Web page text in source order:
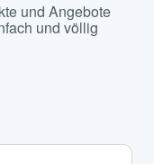
und Angebote
und völlig